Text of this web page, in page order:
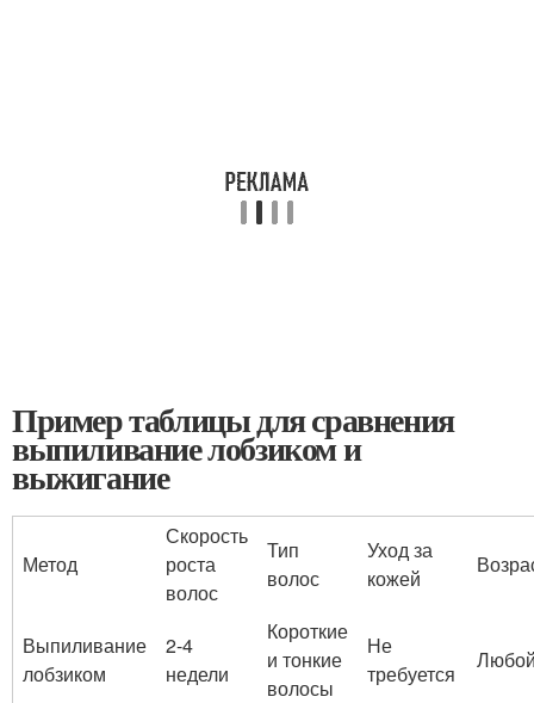
Пример таблицы для сравнения
выпиливание лобзиком и
выжигание
Метод
Скорость
роста
волос
Тип
волос
Уход за
кожей
Выпиливание
лобзиком
2-4
недели
Короткие
и тонкие
волосы
Не
требуется